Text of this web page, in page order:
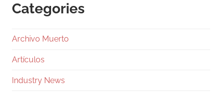
Categories
Archivo Muerto
Artículos
Industry News